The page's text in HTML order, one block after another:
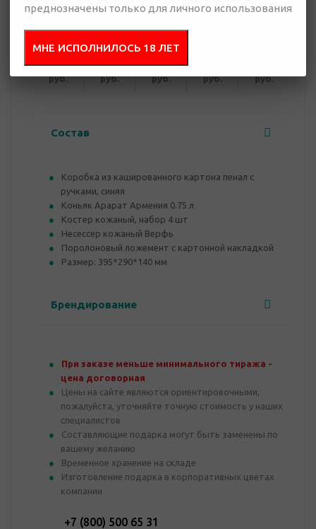
26 529
руб.
25 619
руб.
25 169
руб.
руб.
руб.
Состав
Коробка из кашированного картона пенал с
ручками, синяя
Коньяк Арарат Армения 0.75 л
Костер кожаный, набор 4 шт
Несессер кожаный Верфь
Поролоновый ложемент с картонной накладкой
Размер: 395*290*140 мм
Брендирование
При заказе меньше минимального тиража -
цена договорная
Цены на сайте являются ориентировочными,
пожалуйста, уточняйте точную стоимость у наших
специалистов
Составляющие подарка могут быть заменены по
вашему желанию
Временное хранение на складе
Изготовление подарка в корпоративных цветах
компании
+7 (800) 500 65 31
преднозначены только для личного использования
МНЕ ИСПОЛНИЛОСЬ 18 ЛЕТ